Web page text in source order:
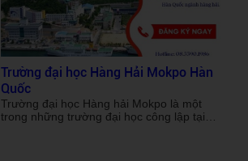
Trường đại học Hàng Hải Mokpo Hàn
Quốc
Trường đại học Hàng hải Mokpo là một
trong những trường đại học công lập tại